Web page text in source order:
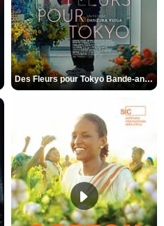
Des Fleurs pour Tokyo Bande-annonce VO STFR